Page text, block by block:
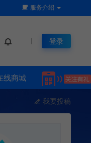
服务介绍
登录
线商城
我要投稿